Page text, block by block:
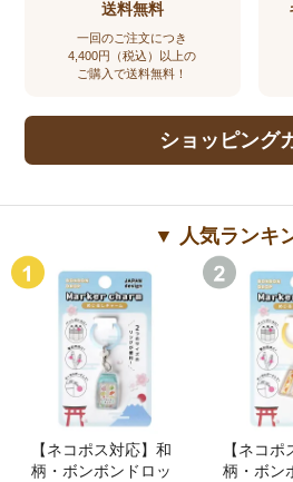
送料無料
一回のご注文につき
4,400円（税込）以上の
ご購入で送料無料！
ショッピング
▼ 人気ランキ
【ネコポス対応】和
柄・ボンボンドロッ
【ネコポ
柄・ボン